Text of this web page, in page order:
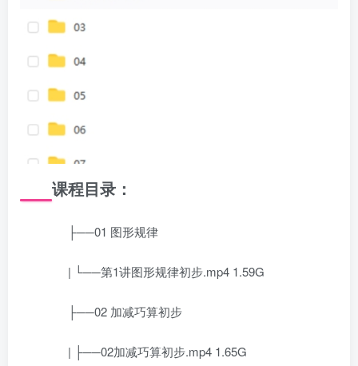
课程目录：
├──01 图形规律
| └──第1讲图形规律初步.mp4 1.59G
├──02 加减巧算初步
| ├──02加减巧算初步.mp4 1.65G